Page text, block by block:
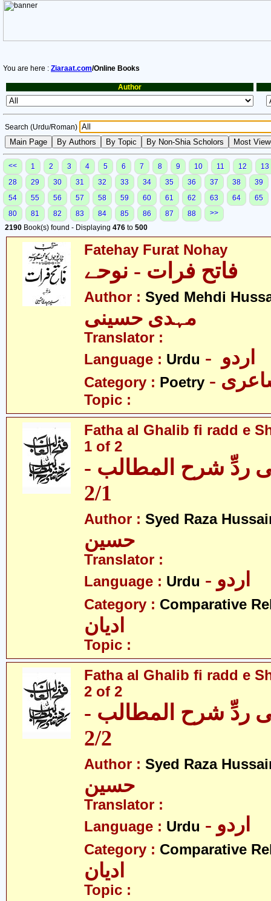
You are here : Ziaraat.com/Online Books
Author
Search (Urdu/Roman)
<< 1 2 3 4 5 6 7 8 9 10 11 12
13
28
29 30 31 32 33 34 35 36 37 38
39
54
55 56 57 58 59 60 61 62 63 64
65
80
81 82 83 84 85 86 87 88
>>
2190 Book(s) found - Displaying 476 to 500
Fatehay Furat Nohay
فاتح فرات - نوحے
Author : Syed Mehdi
مہدی حسینی
Translator :
Language : Urdu
Category : Poetry
Topic :
Fatha al Ghalib fi radd e
1 of 2
ردِّ شرح المطالب -
2/1
Author : Syed Raza
حسین
Translator :
Language : Urdu - اردو
Category : Comparative
ادیان
Topic :
Fatha al Ghalib fi radd e
2 of 2
ردِّ شرح المطالب -
2/2
Author : Syed Raza
حسین
Translator :
Language : Urdu - اردو
Category : Comparative
ادیان
Topic :